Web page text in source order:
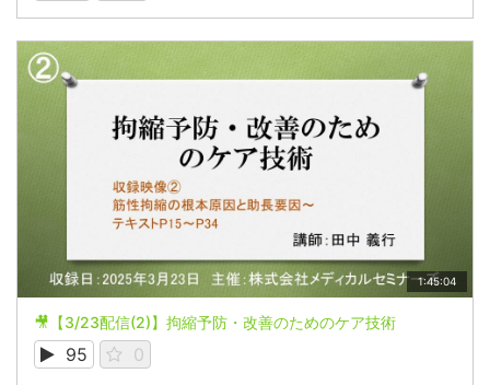
1:45:04
🎥【3/23配信(2)】拘縮予防・改善のためのケア技術
95 0